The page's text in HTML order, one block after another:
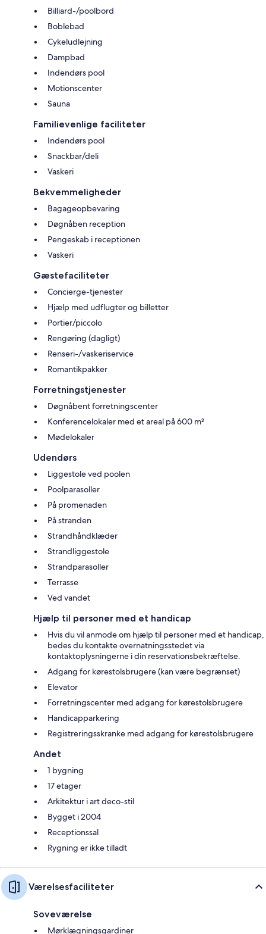
Billiard-/poolbord
Boblebad
Cykeludlejning
Dampbad
Indendørs pool
Motionscenter
Sauna
Familievenlige faciliteter
Indendørs pool
Snackbar/deli
Vaskeri
Bekvemmeligheder
Bagageopbevaring
Døgnåben reception
Pengeskab i receptionen
Vaskeri
Gæstefaciliteter
Concierge-tjenester
Hjælp med udflugter og billetter
Portier/piccolo
Rengøring (dagligt)
Renseri-/vaskeriservice
Romantikpakker
Forretningstjenester
Døgnåbent forretningscenter
Konferencelokaler med et areal på 600 m²
Mødelokaler
Udendørs
Liggestole ved poolen
Poolparasoller
På promenaden
På stranden
Strandhåndklæder
Strandliggestole
Strandparasoller
Terrasse
Ved vandet
Hjælp til personer med et handicap
Hvis du vil anmode om hjælp til personer med et handicap,
bedes du kontakte overnatningsstedet via
kontaktoplysningerne i din reservationsbekræftelse.
Adgang for kørestolsbrugere (kan være begrænset)
Elevator
Forretningscenter med adgang for kørestolsbrugere
Handicapparkering
Registreringsskranke med adgang for kørestolsbrugere
Andet
1 bygning
17 etager
Arkitektur i art deco-stil
Bygget i 2004
Receptionssal
Rygning er ikke tilladt
Værelsesfaciliteter
Soveværelse
Mørklægningsgardiner